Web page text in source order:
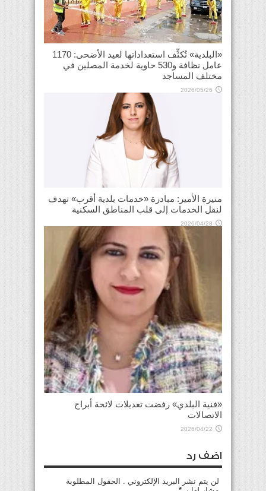
«البلدية» تُكثِّف استعداداتها لعيد الأضحى: 1170
عامل نظافة و530 حاوية لخدمة المصلين في
مختلف المساجد
2026/05/26
منيرة الأمير: مبادرة «خدمات بلدية أقرب» تهدف
لنقل الخدمات إلى قلب المناطق السكنية
2026/04/28
«فنية البلدي» رفضت تعديلات لائحة أبراج
الاتصالات
2026/04/22
اضف رد
لن يتم نشر البريد الإلكتروني . الحقول المطلوبة